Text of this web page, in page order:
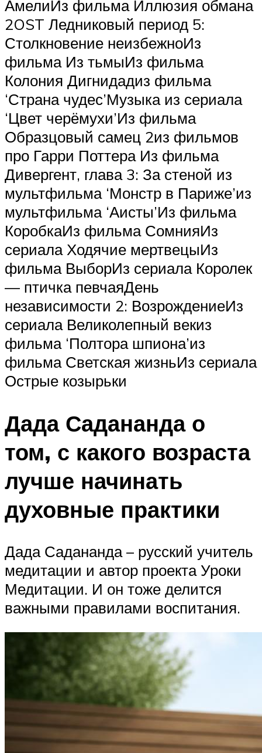
АмелиИз фильма Иллюзия обмана
2OST Ледниковый период 5:
Столкновение неизбежноИз
фильма Из тьмыИз фильма
Колония Дигнидадиз фильма
‘Страна чудес’Музыка из сериала
‘Цвет черёмухи’Из фильма
Образцовый самец 2из фильмов
про Гарри Поттера Из фильма
Дивергент, глава 3: За стеной из
мультфильма ‘Монстр в Париже’из
мультфильма ‘Аисты’Из фильма
КоробкаИз фильма СомнияИз
сериала Ходячие мертвецыИз
фильма ВыборИз сериала Королек
— птичка певчаяДень
независимости 2: ВозрождениеИз
сериала Великолепный векиз
фильма ‘Полтора шпиона’из
фильма Светская жизньИз сериала
Острые козырьки
Дада Садананда о
том, с какого возраста
лучше начинать
духовные практики
Дада Садананда – русский учитель
медитации и автор проекта Уроки
Медитации. И он тоже делится
важными правилами воспитания.